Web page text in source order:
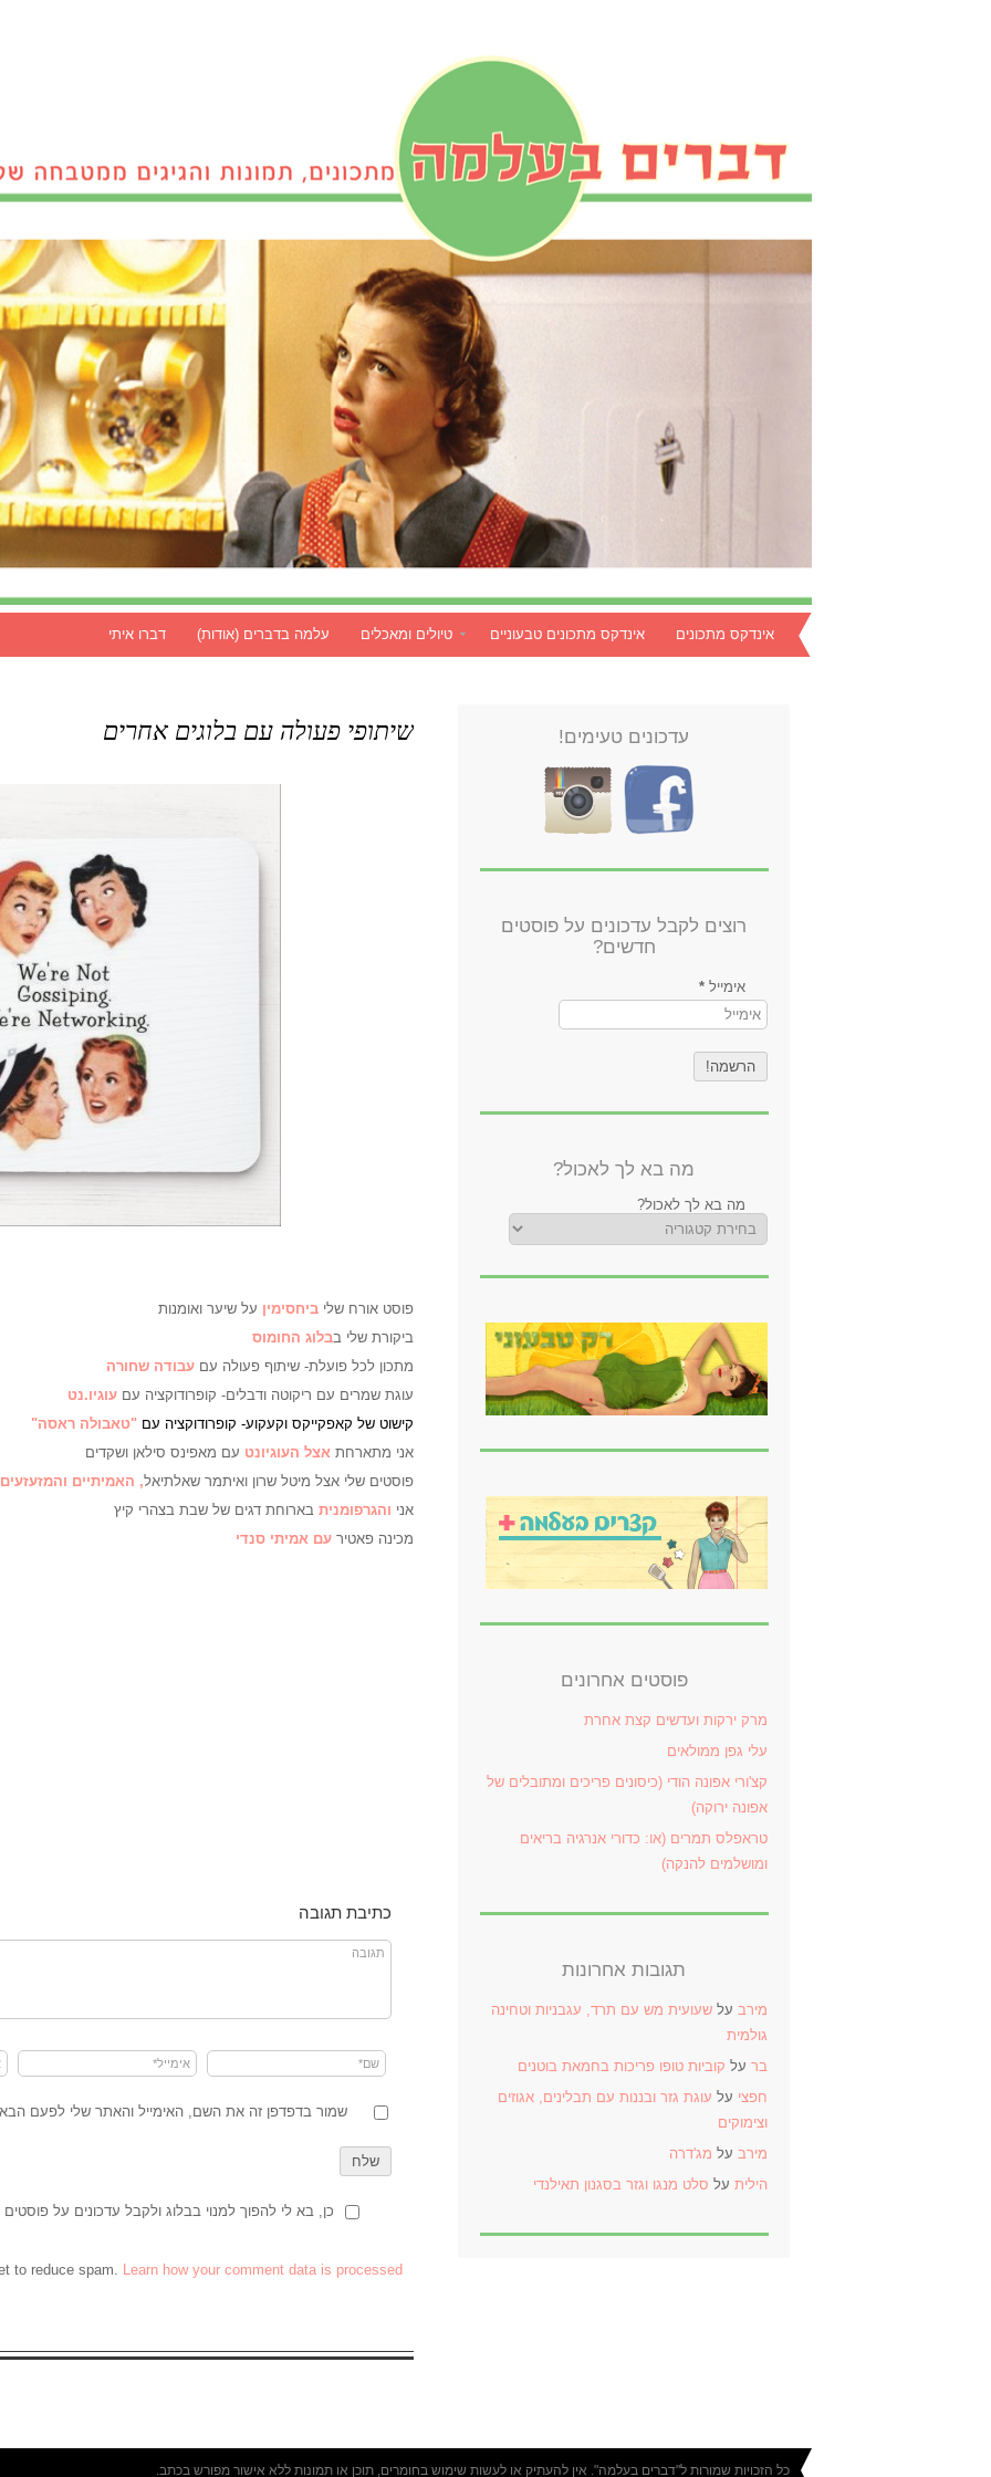
אינדקס מתכונים אינדקס מתכונים טבעוניים טיולים ומאכלים עלמה בדברים (אודות) דברו איתי
שיתופי פעולה עם בלוגים אחרים
פוסט אורח שלי ביחסימין על שיער ואומנות
ביקורת שלי בבלוג החומוס
מתכון לכל פועלת- שיתוף פעולה עם עבודה שחורה
עוגת שמרים עם ריקוטה ודבלים- קופרודוקציה עם עוגיו.נט
קישוט של קאפקייקס וקעקוע- קופרודוקציה עם "טאבולה ראסה"
אני מתארחת אצל העוגיונט עם מאפינס סילאן ושקדים
פוסטים שלי אצל מיטל שרון ואיתמר שאלתיאל, האמיתיים
אני והגרפומנית בארוחת דגים של שבת בצהרי קיץ
מכינה פאטיר עם אמיתי סנדי
כתיבת תגובה
שמור בדפדפן זה את השם, האימייל והאתר שלי לפעם
כן, בא לי להפוך למנוי בבלוג ולקבל עדכונים על
to reduce spam. Learn how your comment data is processed
עדכונים טעימים!
רוצים לקבל עדכונים על פוסטים
חדשים?
אימייל *
מה בא לך לאכול?
מה בא לך לאכול?
פוסטים אחרונים
מרק ירקות ועדשים קצת אחרת
עלי גפן ממולאים
קצ'ורי אפונה הודי (כיסונים פריכים ומתובלים של
אפונה ירוקה)
טראפלס תמרים (או: כדורי אנרגיה בריאים
ומושלמים להנקה)
תגובות אחרונות
מירב על שעועית מש עם תרד, עגבניות וטחינה
גולמית
בר על קוביות טופו פריכות בחמאת בוטנים
חפצי על עוגת גזר ובננות עם תבלינים, אגוזים
וצימוקים
מירב על מג'דרה
הילית על סלט מנגו וגזר בסגנון תאילנדי
כל הזכויות שמורות ל"דברים בעלמה". אין להעתיק או לעשות שימוש בחומרים, תוכן או תמונות ללא אישור מפורש בכתב.